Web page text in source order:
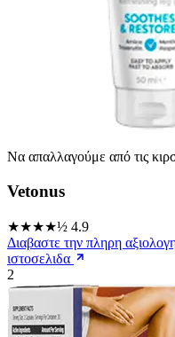
Να απαλλαγούμε από τις
Vetonus
★★★★½ 4.9
Διαβαστε την πληρη
ιστοσελιδα
2